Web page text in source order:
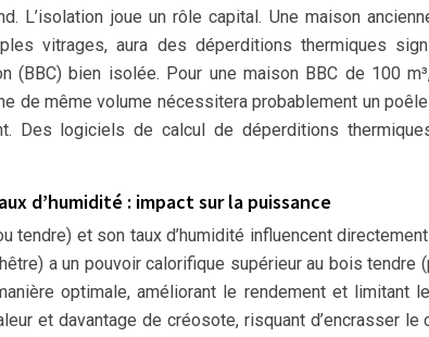
L’isolation joue un rôle capital. Une maison
vitrages, aura des déperditions thermiques
(BBC) bien isolée. Pour une maison BBC de 100
de même volume nécessitera probablement un
Des logiciels de calcul de déperditions
d’humidité : impact sur la puissance
tendre) et son taux d’humidité influencent
a un pouvoir calorifique supérieur au bois tendre
optimale, améliorant le rendement et limitant
et davantage de créosote, risquant d’encrasser le